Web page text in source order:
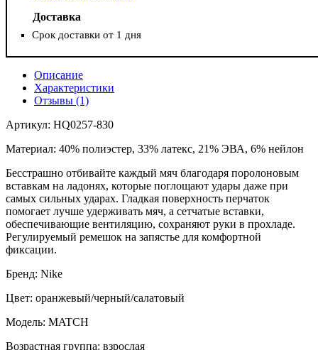
Доставка
Срок доставки от 1 дня
Описание
Характеристики
Отзывы (1)
Артикул: HQ0257-830
Материал: 40% полиэстер, 33% латекс, 21% ЭВА, 6% нейлон
Бесстрашно отбивайте каждый мяч благодаря поролоновым
вставкам на ладонях, которые поглощают удары даже при
самых сильных ударах. Гладкая поверхность перчаток
помогает лучше удерживать мяч, а сетчатые вставки,
обеспечивающие вентиляцию, сохраняют руки в прохладе.
Регулируемый ремешок на запястье для комфортной
фиксации.
Бренд: Nike
Цвет: оранжевый/черный/салатовый
Модель: MATCH
Возрастная группа: взрослая